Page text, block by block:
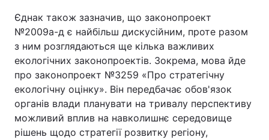
Єднак також зазначив, що законопроект
№2009а-д є найбільш дискусійним, проте разом
з ним розглядаються ще кілька важливих
екологічних законопроектів. Зокрема, мова йде
про законопроект №3259 «Про стратегічну
екологічну оцінку». Він передбачає обов'язок
органів влади планувати на тривалу перспективу
можливий вплив на навколишнє середовище
рішень щодо стратегії розвитку регіону,